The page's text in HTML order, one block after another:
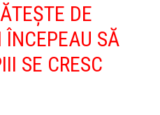
DE
ÎNCEPEAU SĂ
SE CRESC